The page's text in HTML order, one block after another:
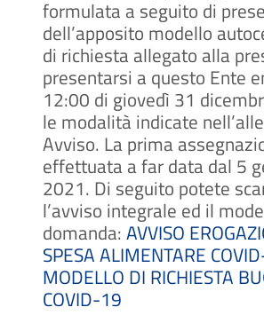
formulata a seguito di
dell’apposito modello
di richiesta allegato alla
presentarsi a questo Ente
12:00 di giovedì 31
le modalità indicate
Avviso. La prima
effettuata a far data dal 5
2021. Di seguito potete
l’avviso integrale ed il
domanda: AVVISO
SPESA ALIMENTARE
MODELLO DI RICHIESTA
COVID-19